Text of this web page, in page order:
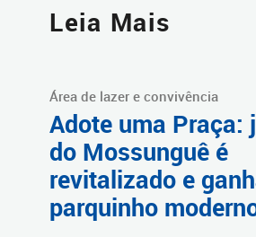
Leia Mais
Área de lazer e convivência
Adote uma Praça:
do Mossunguê é
revitalizado e
parquinho